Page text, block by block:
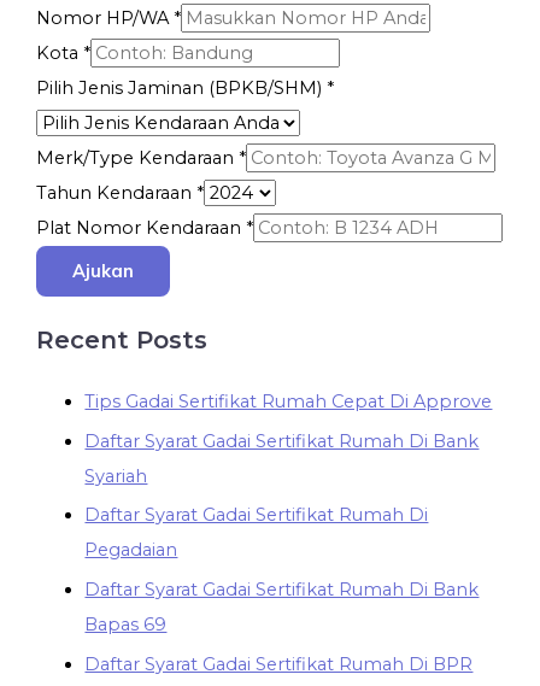
Nomor HP/WA *
Kota *
Pilih Jenis Jaminan (BPKB/SHM) *
Merk/Type Kendaraan *
Tahun Kendaraan *
Plat Nomor Kendaraan *
Ajukan
Recent Posts
Tips Gadai Sertifikat Rumah Cepat Di Approve
Daftar Syarat Gadai Sertifikat Rumah Di Bank
Syariah
Daftar Syarat Gadai Sertifikat Rumah Di
Pegadaian
Daftar Syarat Gadai Sertifikat Rumah Di Bank
Bapas 69
Daftar Syarat Gadai Sertifikat Rumah Di BPR